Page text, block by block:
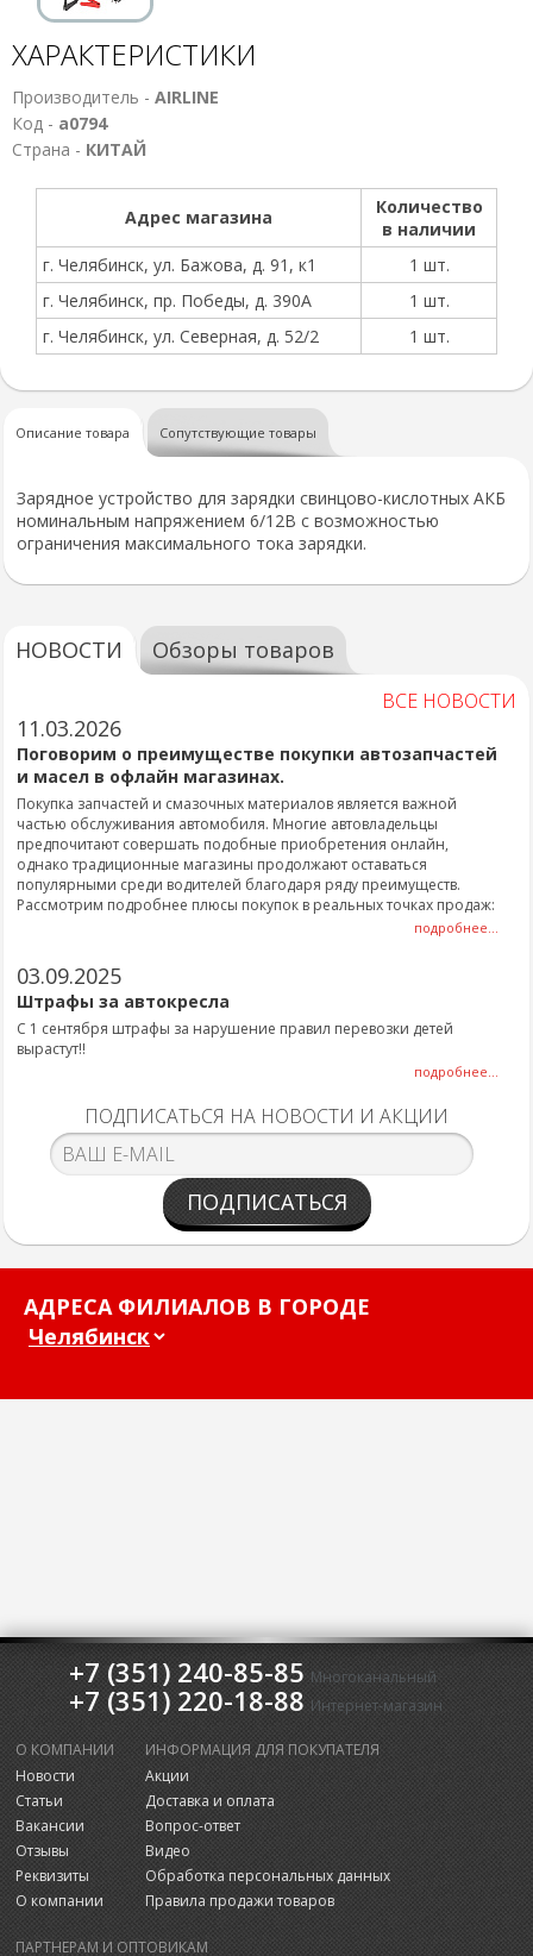
ХАРАКТЕРИСТИКИ
Производитель - AIRLINE
Код - а0794
Страна - КИТАЙ
Адрес магазина
Количество
в наличии
г. Челябинск, ул. Бажова, д. 91, к1
1 шт.
г. Челябинск, пр. Победы, д. 390А
1 шт.
г. Челябинск, ул. Северная, д. 52/2
1 шт.
Описание товара Сопутствующие товары
Зарядное устройство для зарядки свинцово-кислотных АКБ
номинальным напряжением 6/12В с возможностью
ограничения максимального тока зарядки.
НОВОСТИ Обзоры товаров
ВСЕ НОВОСТИ
11.03.2026
Поговорим о преимуществе покупки автозапчастей
и масел в офлайн магазинах.
Покупка запчастей и смазочных материалов является важной
частью обслуживания автомобиля. Многие автовладельцы
предпочитают совершать подобные приобретения онлайн,
однако традиционные магазины продолжают оставаться
популярными среди водителей благодаря ряду преимуществ.
Рассмотрим подробнее плюсы покупок в реальных точках продаж:
подробнее...
03.09.2025
Штрафы за автокресла
С 1 сентября штрафы за нарушение правил перевозки детей
вырастут!!
подробнее...
ПОДПИСАТЬСЯ НА НОВОСТИ И АКЦИИ
ПОДПИСАТЬСЯ
АДРЕСА ФИЛИАЛОВ В ГОРОДЕ
+7 (351) 240-85-85 Многоканальный
+7 (351) 220-18-88 Интернет-магазин
О КОМПАНИИ
Новости
Статьи
Вакансии
Отзывы
Реквизиты
О компании
ИНФОРМАЦИЯ ДЛЯ ПОКУПАТЕЛЯ
Акции
Доставка и оплата
Вопрос-ответ
Видео
Обработка персональных данных
Правила продажи товаров
ПАРТНЕРАМ И ОПТОВИКАМ